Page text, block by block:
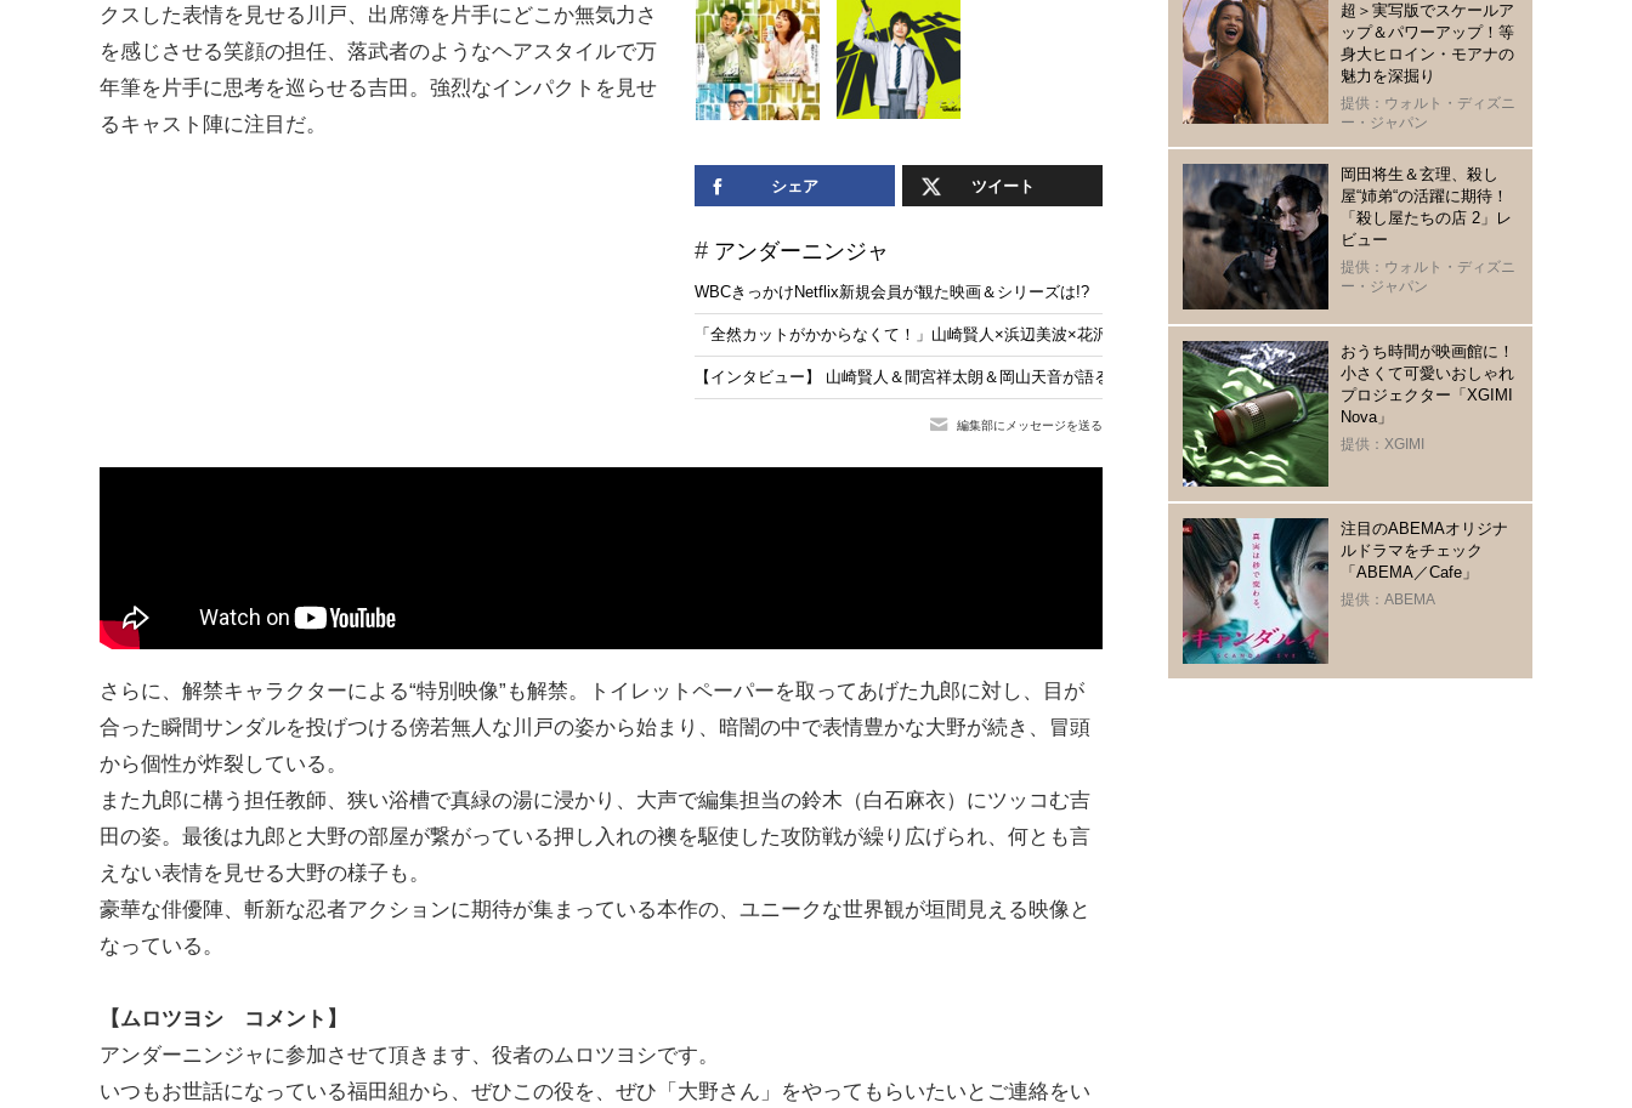
シェア ツイート
アンダーニンジャ
WBCきっかけNetflix新規会員が観た映画＆シリーズは!? 『超かぐや姫！』「地面師たち」「ラヴ上等」ほか
「全然カットがかからなくて！」山崎賢人×浜辺美波×花沢健吾『アンダーニンジャ』鼎談ムービー公開
【インタビュー】 山崎賢人＆間宮祥太朗＆岡山天音が語る、10代での出会いから現在の変化まで
編集部にメッセージを送る
クスした表情を見せる川戸、出席簿を片手にどこか無気力さ
を感じさせる笑顔の担任、落武者のようなヘアスタイルで万
年筆を片手に思考を巡らせる吉田。強烈なインパクトを見せ
るキャスト陣に注目だ。
さらに、解禁キャラクターによる“特別映像”も解禁。トイレットペーパーを取ってあげた九郎に対し、目が
合った瞬間サンダルを投げつける傍若無人な川戸の姿から始まり、暗闇の中で表情豊かな大野が続き、冒頭
から個性が炸裂している。
また九郎に構う担任教師、狭い浴槽で真緑の湯に浸かり、大声で編集担当の鈴木（白石麻衣）にツッコむ吉
田の姿。最後は九郎と大野の部屋が繋がっている押し入れの襖を駆使した攻防戦が繰り広げられ、何とも言
えない表情を見せる大野の様子も。
豪華な俳優陣、斬新な忍者アクションに期待が集まっている本作の、ユニークな世界観が垣間見える映像と
なっている。
【ムロツヨシ コメント】
アンダーニンジャに参加させて頂きます、役者のムロツヨシです。
いつもお世話になっている福田組から、ぜひこの役を、ぜひ「大野さん」をやってもらいたいとご連絡をい
超＞実写版でスケールア
ップ＆パワーアップ！等
身大ヒロイン・モアナの
魅力を深掘り
提供：ウォルト・ディズニ
ー・ジャパン
岡田将生＆玄理、殺し
屋“姉弟“の活躍に期待！
「殺し屋たちの店 2」レ
ビュー
提供：ウォルト・ディズニ
ー・ジャパン
おうち時間が映画館に！
小さくて可愛いおしゃれ
プロジェクター「XGIMI
Nova」
提供：XGIMI
注目のABEMAオリジナ
ルドラマをチェック
「ABEMA／Cafe」
提供：ABEMA